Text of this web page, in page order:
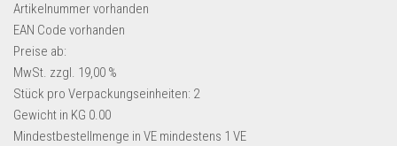
Artikelnummervorhanden
EAN Code vorhanden
Preise ab:
MwSt. zzgl. 19,00 %
Stück pro Verpackungseinheiten: 2
Gewicht in KG 0.00
Mindestbestellmenge in VE mindestens 1 VE